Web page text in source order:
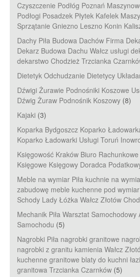
Czyszczenie Podłóg Poznań
Podłogi Posadzek Płytek Kafelek
Sprzątanie Gniezno Leszno Konin
Dachy Piła Budowa Dachów Firma
Dekarz Budowa Dachu Wałcz usługi
dekarstwo Chodzież Trzcianka
Dietetyk Odchudzanie Dietetycy
Dźwigi Żurawie Podnośniki Koszowe
Dźwig Żuraw Podnośnik Koszowy (8)
Kajaki (3)
Koparka Bydgoszcz Koparko
Koparko Ładowarki Usługi Toruń
Księgowość Kraków Biuro
Księgowe Księgowy Doradca
Meble na wymiar Piła kuchnie na
zabudowę meble kuchenne pod
Schody Lady Łóżka Wałcz Złotów
Mechanik Piła Warsztat
Samochodu (5)
Nagrobki Piła nagrobki granitowe
nagrobki z granitu kamienia Wałcz
kuchenne granitowe blaty do kuchni
granitowa Trzcianka Czarnków (5)